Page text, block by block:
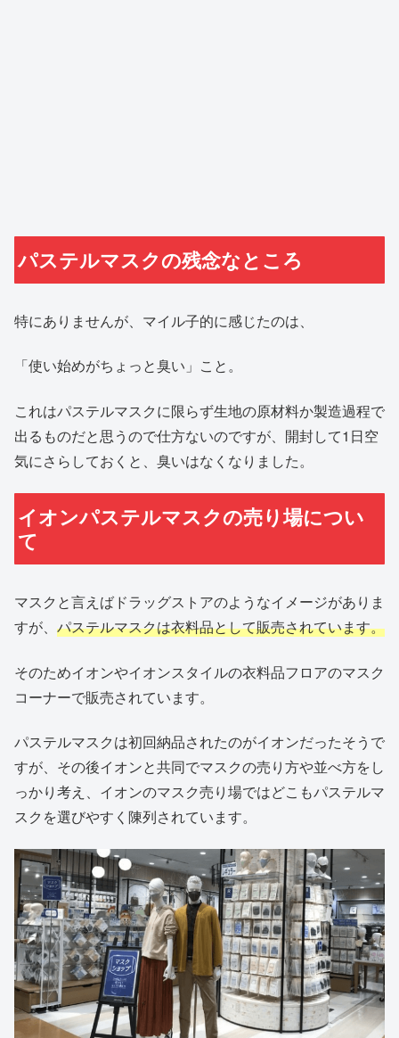
パステルマスクの残念なところ
特にありませんが、マイル子的に感じたのは、
「使い始めがちょっと臭い」こと。
これはパステルマスクに限らず生地の原材料か製造過程で
出るものだと思うので仕方ないのですが、開封して1日空
気にさらしておくと、臭いはなくなりました。
イオンパステルマスクの売り場につい
て
マスクと言えばドラッグストアのようなイメージがありま
すが、 パステルマスクは衣料品として販売されています。
そのためイオンやイオンスタイルの衣料品フロアのマスク
コーナーで販売されています。
パステルマスクは初回納品されたのがイオンだったそうで
すが、その後イオンと共同でマスクの売り方や並べ方をし
っかり考え、イオンのマスク売り場ではどこもパステルマ
スクを選びやすく陳列されています。